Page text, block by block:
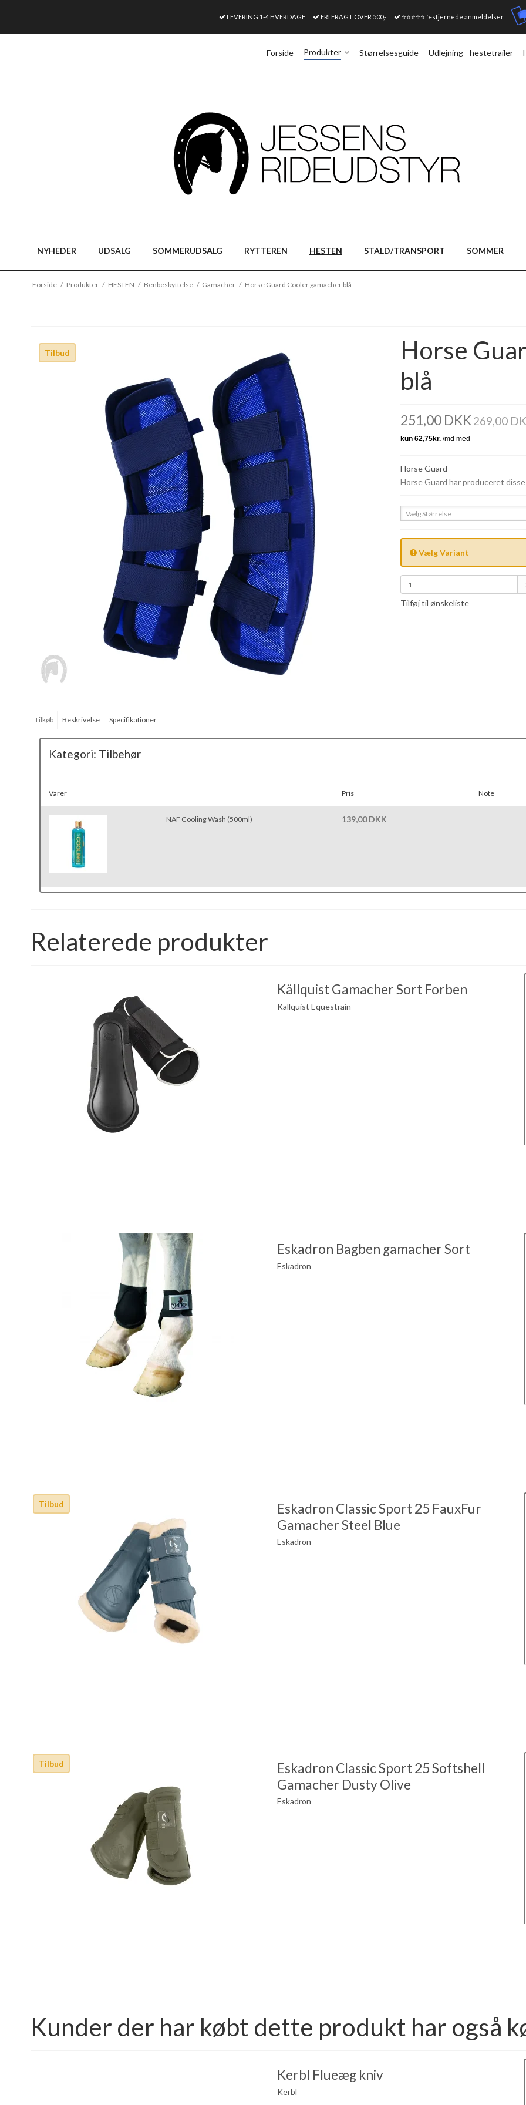
LEVERING 1-4 HVERDAGE FRI FRAGT OVER 500,- ⭐⭐⭐⭐⭐ 5-stjernede anmeldelser
Forside Produkter Størrelsesguide Udlejning - hestetrailer
NYHEDER UDSALG SOMMERUDSALG RYTTEREN HESTEN STALD/TRANSPORT SOMMER
Forside / Produkter / HESTEN / Benbeskyttelse / Gamacher / Horse Guard Cooler gamacher blå
Tilbud
Horse
blå
251,00 DKK269,00
Horse Guard
Horse Guard har produceret
Vælg Størrelse
Vælg Variant
Tilføj til ønskeliste
Tilkøb Beskrivelse Specifikationer
Kategori: Tilbehør
Varer Pris Note
NAF Cooling Wash (500ml) 139,00 DKK
Relaterede produkter
Källquist Gamacher Sort Forben
Källquist Equestrain
Eskadron Bagben gamacher Sort
Eskadron
Tilbud
Eskadron Classic Sport 25 FauxFur
Gamacher Steel Blue
Eskadron
Tilbud
Eskadron Classic Sport 25 Softshell
Gamacher Dusty Olive
Eskadron
Kunder der har købt dette produkt har også
Kerbl Flueæg kniv
Kerbl